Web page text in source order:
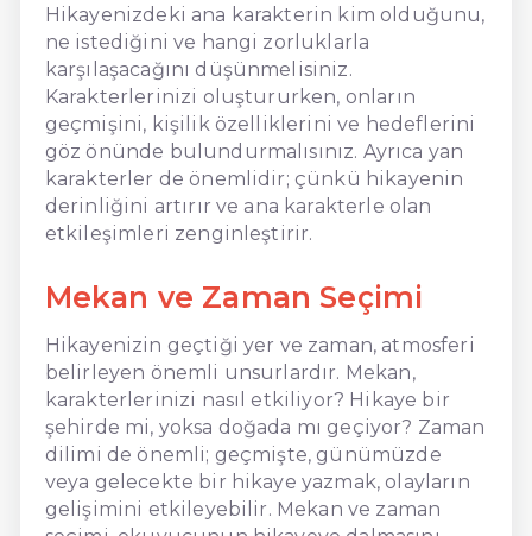
Hikayenizdeki ana karakterin kim olduğunu,
ne istediğini ve hangi zorluklarla
karşılaşacağını düşünmelisiniz.
Karakterlerinizi oluştururken, onların
geçmişini, kişilik özelliklerini ve hedeflerini
göz önünde bulundurmalısınız. Ayrıca yan
karakterler de önemlidir; çünkü hikayenin
derinliğini artırır ve ana karakterle olan
etkileşimleri zenginleştirir.
Mekan ve Zaman Seçimi
Hikayenizin geçtiği yer ve zaman, atmosferi
belirleyen önemli unsurlardır. Mekan,
karakterlerinizi nasıl etkiliyor? Hikaye bir
şehirde mi, yoksa doğada mı geçiyor? Zaman
dilimi de önemli; geçmişte, günümüzde
veya gelecekte bir hikaye yazmak, olayların
gelişimini etkileyebilir. Mekan ve zaman